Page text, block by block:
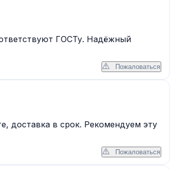
ГОСТу. Надёжный
Пожаловаться
доставка в срок. Рекомендуем эту
Пожаловаться